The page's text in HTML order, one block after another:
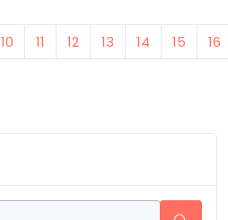
10 11 12 13 14 15 16